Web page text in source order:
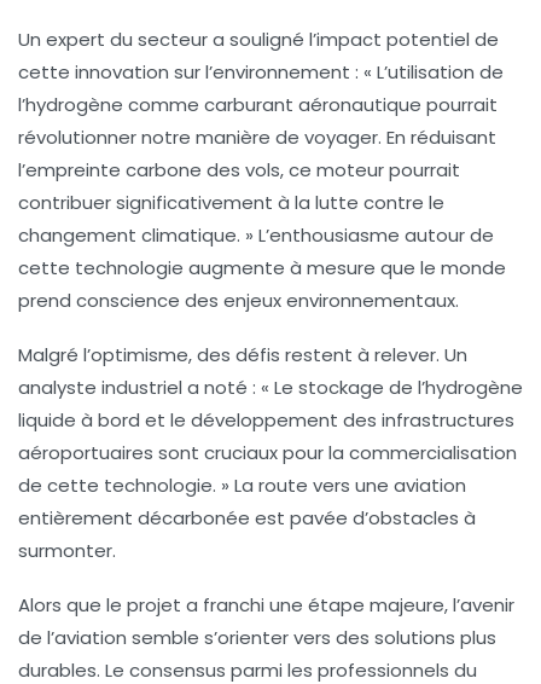
Un expert du secteur a souligné l’impact potentiel de
cette innovation sur l’environnement : « L’utilisation de
l’hydrogène comme carburant aéronautique pourrait
révolutionner notre manière de voyager. En réduisant
l’empreinte carbone des vols, ce moteur pourrait
contribuer significativement à la lutte contre le
changement climatique. » L’enthousiasme autour de
cette technologie augmente à mesure que le monde
prend conscience des enjeux environnementaux.
Malgré l’optimisme, des défis restent à relever. Un
analyste industriel a noté : « Le stockage de l’hydrogène
liquide à bord et le développement des infrastructures
aéroportuaires sont cruciaux pour la commercialisation
de cette technologie. » La route vers une aviation
entièrement décarbonée est pavée d’obstacles à
surmonter.
Alors que le projet a franchi une étape majeure, l’avenir
de l’aviation semble s’orienter vers des solutions plus
durables. Le consensus parmi les professionnels du